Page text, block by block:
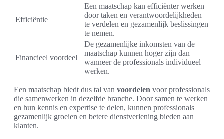
Efficiëntie
Een maatschap kan efficiënter werken
door taken en verantwoordelijkheden
te verdelen en gezamenlijk beslissingen
te nemen.
Financieel voordeel
De gezamenlijke inkomsten van de
maatschap kunnen hoger zijn dan
wanneer de professionals individueel
werken.
Een maatschap biedt dus tal van voordelen voor professionals
die samenwerken in dezelfde branche. Door samen te werken
en hun kennis en expertise te delen, kunnen professionals
gezamenlijk groeien en betere dienstverlening bieden aan
klanten.